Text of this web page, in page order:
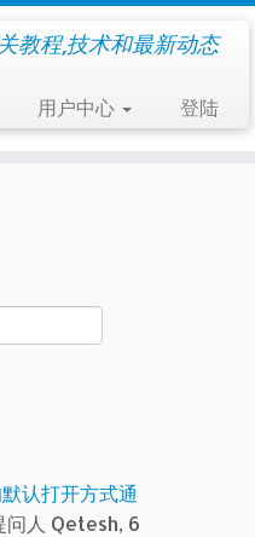
关教程,技术和最新动态
用户中心 登陆
认打开方式通
问人 Qetesh, 6